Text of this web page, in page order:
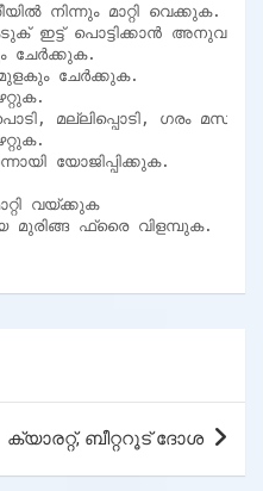
നിന്നും മാറ്റി വെക്കുക.
ഇട്ട് പൊട്ടിക്കാൻ
ചേർക്കുക.
ചേർക്കുക.
മല്ലിപ്പൊടി, ഗരം
യോജിപ്പിക്കുക.
വയ്ക്കുക
മുരിങ്ങ ഫ്രൈ വിളമ്പുക.
ക്യാരറ്റ്, ബീറ്ററൂട് ദോശ